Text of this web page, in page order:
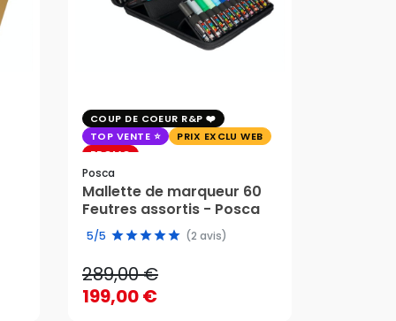
COUP DE COEUR R&P
TOP VENTE
PRIX EXCLU WEB
PROMO
Posca
Mallette de marqueur 60
Feutres assortis - Posca
5/5 (2 avis)
289,00 €
199,00 €
289,00 €
199,00 €
AJOUTER AU PANIER